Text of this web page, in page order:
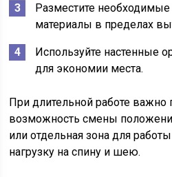
Разместите
материалы в пределах
Используйте настенные
для экономии места.
При длительной работе важно
возможность смены
или отдельная зона для
нагрузку на спину и шею.